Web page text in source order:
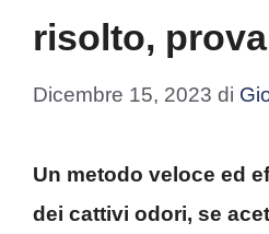
risolto,
Dicembre 15, 2023 di
Un metodo veloce ed
dei cattivi odori, se